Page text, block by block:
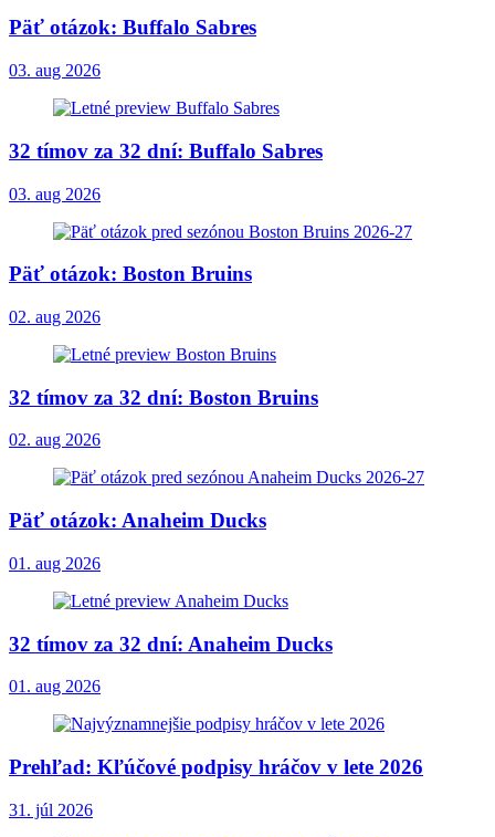
Päť otázok: Buffalo Sabres
03. aug 2026
32 tímov za 32 dní: Buffalo Sabres
03. aug 2026
Päť otázok: Boston Bruins
02. aug 2026
32 tímov za 32 dní: Boston Bruins
02. aug 2026
Päť otázok: Anaheim Ducks
01. aug 2026
32 tímov za 32 dní: Anaheim Ducks
01. aug 2026
Prehľad: Kľúčové podpisy hráčov v lete 2026
31. júl 2026